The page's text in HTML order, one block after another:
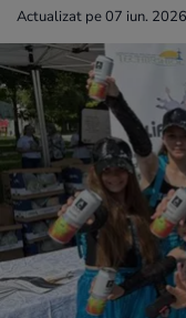
Actualizat pe 07 iun.